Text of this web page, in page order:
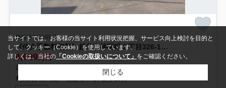
越谷市神明町
《仲介手数料無料》越谷市神明町２丁目326-17新築一戸建てフィットA
4,699万円
109.98㎡ (4LDK) /新築 /2階建
当サイトでは、お客様の当サイト利用状況把握、サービス向上検討を目的と
して、クッキー（Cookie）を使用しています。
詳しくは、当社の 「Cookieの取扱いについて」 をご確認ください。
閉じる